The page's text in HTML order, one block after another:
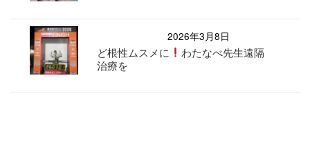
2026年3月8日
ど根性ムスメに
わたなべ先生遠隔
治療を